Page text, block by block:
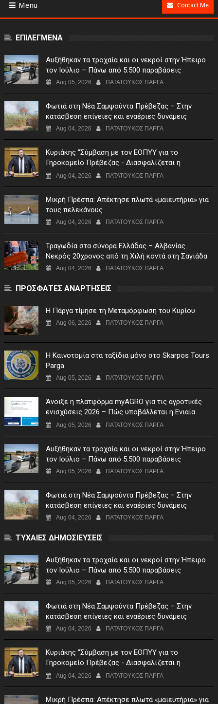
Menu Contact Me
ΕΠΙΛΕΓΜΕΝΑ
Αυξήθηκαν τα τροχαία και οι νεκροί στην Ήπειρο
τον Ιούλιο – Πάνω από 5.500 παραβάσεις
Aug 05, 2026 ΠΑΤΑΤΟΥΚΟΣ ΠΑΡΓΑ
Φωτιά στη Νέα Σαμψούντα Πρέβεζας – Στην
κατάσβεση επίγειες και εναέριες δυνάμεις
Aug 04, 2026 ΠΑΤΑΤΟΥΚΟΣ ΠΑΡΓΑ
Κυριάκης "Σύμβαση με τον ΕΟΠΥΥ για το
Γηροκομείο Πρέβεζας - Διασφαλίζεται η
χρηματοδότηση της λειτουργίας του"
Aug 04, 2026 ΠΑΤΑΤΟΥΚΟΣ ΠΑΡΓΑ
Μικρή Πρέσπα: Απέκτησε πλωτά «μαιευτήρια» για
τους πελεκάνους
Aug 04, 2026 ΠΑΤΑΤΟΥΚΟΣ ΠΑΡΓΑ
Τραγωδία στα σύνορα Ελλάδας – Αλβανίας..
Νεκρός 20χρονος από τη Χιλή κοντά στη Σαγιάδα
Aug 04, 2026 ΠΑΤΑΤΟΥΚΟΣ ΠΑΡΓΑ
ΠΡΟΣΦΑΤΕΣ ΑΝΑΡΤΗΣΕΙΣ
Η Πάργα τίμησε τη Μεταμόρφωση του Κυρίου
Aug 06, 2026 ΠΑΤΑΤΟΥΚΟΣ ΠΑΡΓΑ
Η Καινοτομία στα ταξίδια μόνο στο Skarpos Tours
Parga
Aug 05, 2026 ΠΑΤΑΤΟΥΚΟΣ ΠΑΡΓΑ
Άνοιξε η πλατφόρμα myAGRO για τις αγροτικές
ενισχύσεις 2026 – Πώς υποβάλλεται η Ενιαία
Αίτηση Ενίσχυσης
Aug 05, 2026 ΠΑΤΑΤΟΥΚΟΣ ΠΑΡΓΑ
Αυξήθηκαν τα τροχαία και οι νεκροί στην Ήπειρο
τον Ιούλιο – Πάνω από 5.500 παραβάσεις
Aug 05, 2026 ΠΑΤΑΤΟΥΚΟΣ ΠΑΡΓΑ
Φωτιά στη Νέα Σαμψούντα Πρέβεζας – Στην
κατάσβεση επίγειες και εναέριες δυνάμεις
Aug 04, 2026 ΠΑΤΑΤΟΥΚΟΣ ΠΑΡΓΑ
ΤΥΧΑΙΕΣ ΔΗΜΟΣΙΕΥΣΕΙΣ
Αυξήθηκαν τα τροχαία και οι νεκροί στην Ήπειρο
τον Ιούλιο – Πάνω από 5.500 παραβάσεις
Aug 05, 2026 ΠΑΤΑΤΟΥΚΟΣ ΠΑΡΓΑ
Φωτιά στη Νέα Σαμψούντα Πρέβεζας – Στην
κατάσβεση επίγειες και εναέριες δυνάμεις
Aug 04, 2026 ΠΑΤΑΤΟΥΚΟΣ ΠΑΡΓΑ
Κυριάκης "Σύμβαση με τον ΕΟΠΥΥ για το
Γηροκομείο Πρέβεζας - Διασφαλίζεται η
χρηματοδότηση της λειτουργίας του"
Aug 04, 2026 ΠΑΤΑΤΟΥΚΟΣ ΠΑΡΓΑ
Μικρή Πρέσπα: Απέκτησε πλωτά «μαιευτήρια» για